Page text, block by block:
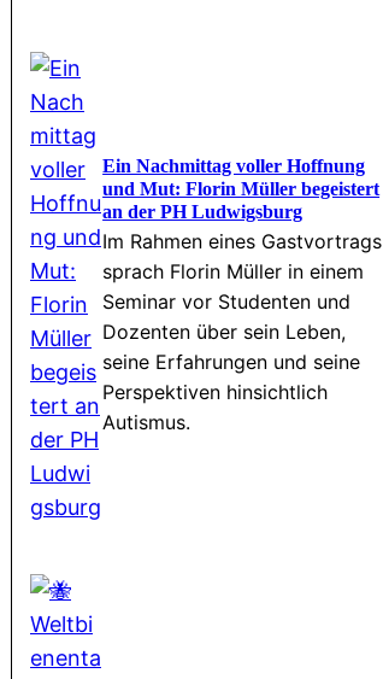
Ein Nachmittag voller Hoffnung
und Mut: Florin Müller begeistert
an der PH Ludwigsburg
Im Rahmen eines Gastvortrags
sprach Florin Müller in einem
Seminar vor Studenten und
Dozenten über sein Leben,
seine Erfahrungen und seine
Perspektiven hinsichtlich
Autismus.